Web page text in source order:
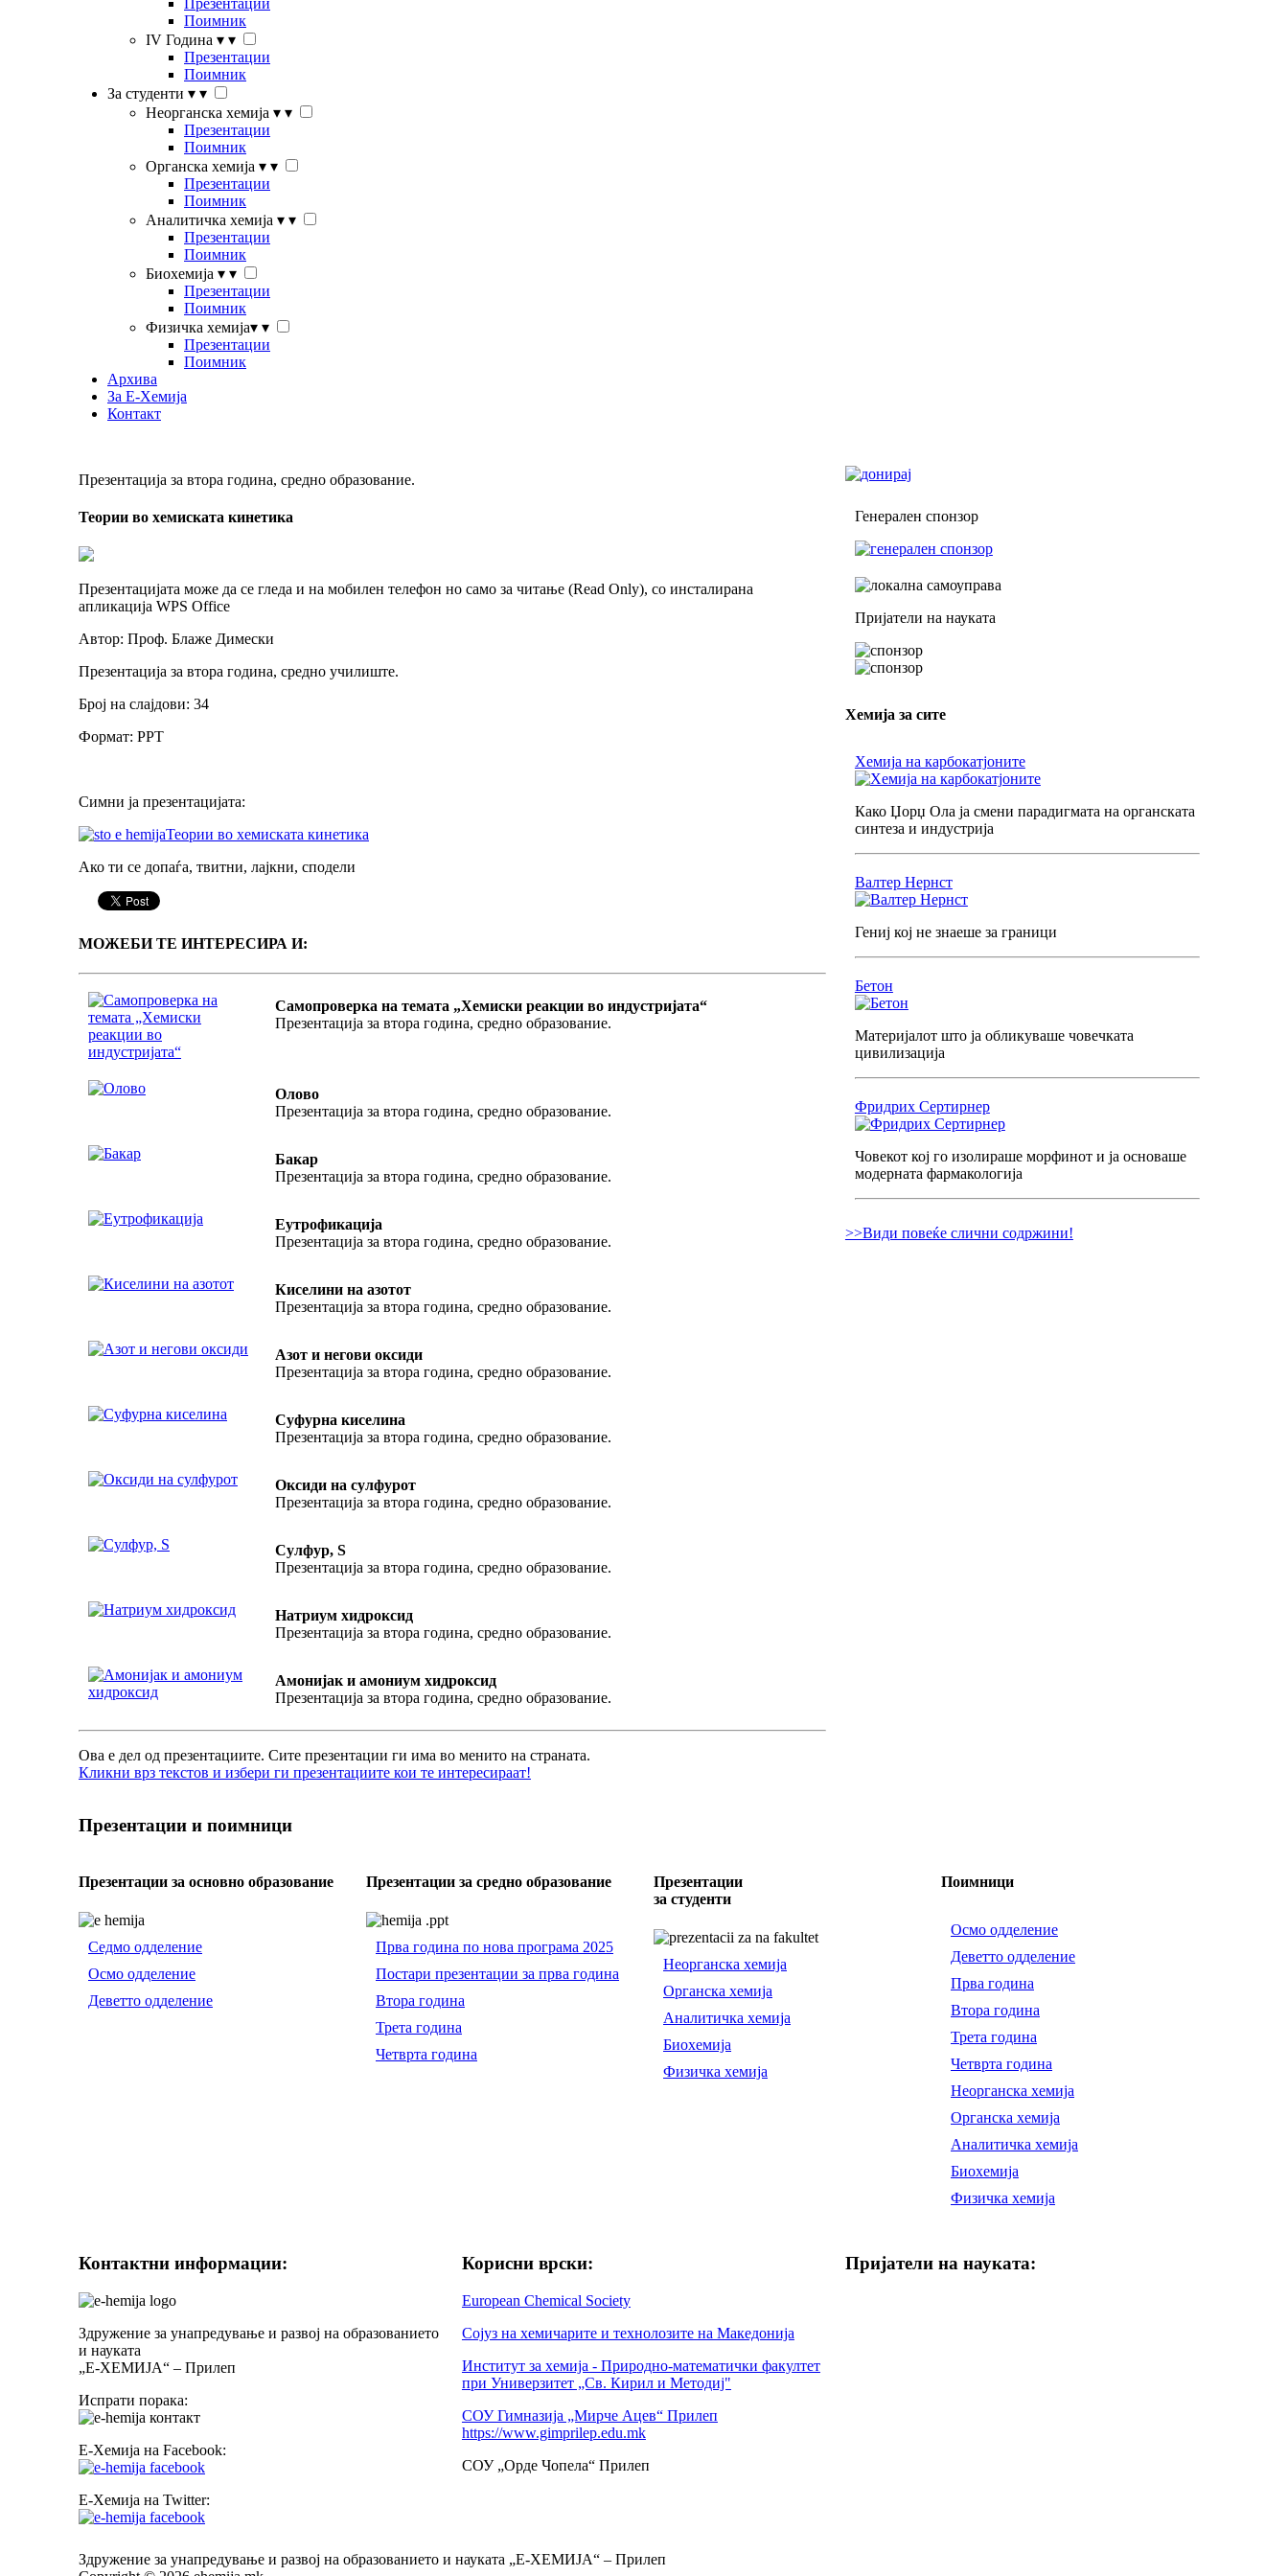
Презентации
Поимник
IV Година ▾ ▾
Презентации
Поимник
За студенти ▾ ▾
Неорганска хемија ▾ ▾
Презентации
Поимник
Органска хемија ▾ ▾
Презентации
Поимник
Аналитичка хемија ▾ ▾
Презентации
Поимник
Биохемија ▾ ▾
Презентации
Поимник
Физичка хемија▾ ▾
Презентации
Поимник
Архива
За Е-Хемија
Контакт
Презентација за втора година, средно образование.
Теории во хемиската кинетика
Презентацијата може да се гледа и на мобилен телефон но само за читање (Read Only), со инсталирана
апликација WPS Office
Автор: Проф. Блаже Димески
Презентација за втора година, средно училиште.
Број на слајдови: 34
Формат: PPT
Симни ја презентацијата:
Теории во хемиската кинетика
Ако ти се допаѓа, твитни, лајкни, сподели
МОЖЕБИ ТЕ ИНТЕРЕСИРА И:
Самопроверка на темата „Хемиски реакции во индустријата“
Презентација за втора година, средно образование.
Олово
Презентација за втора година, средно образование.
Бакар
Презентација за втора година, средно образование.
Еутрофикација
Презентација за втора година, средно образование.
Киселини на азотот
Презентација за втора година, средно образование.
Азот и негови оксиди
Презентација за втора година, средно образование.
Суфурна киселина
Презентација за втора година, средно образование.
Оксиди на сулфурот
Презентација за втора година, средно образование.
Сулфур, S
Презентација за втора година, средно образование.
Натриум хидроксид
Презентација за втора година, средно образование.
Амонијак и амониум хидроксид
Презентација за втора година, средно образование.
Ова е дел од презентациите. Сите презентации ги има во менито на страната.
Кликни врз текстов и избери ги презентациите кои те интересираат!
Генерален спонзор
Пријатели на науката
Хемија за сите
Хемија на карбокатјоните
Како Џорџ Ола ја смени парадигмата на органската
синтеза и индустрија
Валтер Нернст
Гениј кој не знаеше за граници
Бетон
Материјалот што ја обликуваше човечката
цивилизација
Фридрих Сертирнер
Човекот кој го изолираше морфинот и ја основаше
модерната фармакологија
>>Види повеќе слични содржини!
Презентации и поимници
Презентации за основно образование
Седмо одделение
Осмо одделение
Деветто одделение
Презентации за средно образование
Прва година по нова програма 2025
Постари презентации за прва година
Втора година
Трета година
Четврта година
Презентации
за студенти
Неорганска хемија
Органска хемија
Аналитичка хемија
Биохемија
Физичка хемија
Поимници
Осмо одделение
Деветто одделение
Прва година
Втора година
Трета година
Четврта година
Неорганска хемија
Органска хемија
Аналитичка хемија
Биохемија
Физичка хемија
Контактни информации:
Здружение за унапредување и развој на образованието
и науката
„Е-ХЕМИЈА“ – Прилеп
Испрати порака:
Е-Хемија на Facebook:
Е-Хемија на Twitter:
Корисни врски:
European Chemical Society
Сојуз на хемичарите и технолозите на Македонија
Институт за хемија - Природно-математички факултет
при Универзитет „Св. Кирил и Методиј"
СОУ Гимназија „Мирче Ацев“ Прилеп
https://www.gimprilep.edu.mk
СОУ „Орде Чопела“ Прилеп
Пријатели на науката:
Здружение за унапредување и развој на образованието и науката „Е-ХЕМИЈА“ – Прилеп